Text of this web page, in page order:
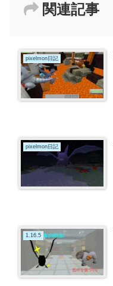
関連記事
pixelmon日記
pixelmon日記
1.16.5